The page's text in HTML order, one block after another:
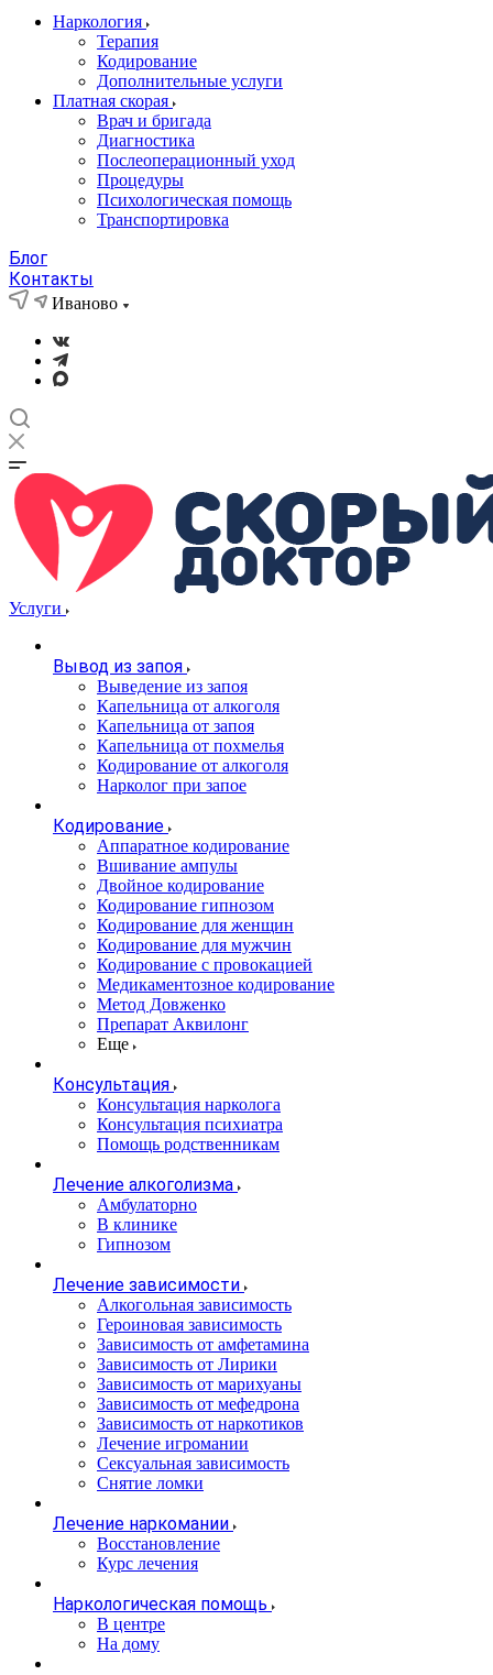
Наркология
Терапия
Кодирование
Дополнительные услуги
Платная скорая
Врач и бригада
Диагностика
Послеоперационный уход
Процедуры
Психологическая помощь
Транспортировка
Блог
Контакты
Иваново
Услуги
Вывод из запоя
Выведение из запоя
Капельница от алкоголя
Капельница от запоя
Капельница от похмелья
Кодирование от алкоголя
Нарколог при запое
Кодирование
Аппаратное кодирование
Вшивание ампулы
Двойное кодирование
Кодирование гипнозом
Кодирование для женщин
Кодирование для мужчин
Кодирование с провокацией
Медикаментозное кодирование
Метод Довженко
Препарат Аквилонг
Еще
Консультация
Консультация нарколога
Консультация психиатра
Помощь родственникам
Лечение алкоголизма
Амбулаторно
В клинике
Гипнозом
Лечение зависимости
Алкогольная зависимость
Героиновая зависимость
Зависимость от амфетамина
Зависимость от Лирики
Зависимость от марихуаны
Зависимость от мефедрона
Зависимость от наркотиков
Лечение игромании
Сексуальная зависимость
Снятие ломки
Лечение наркомании
Восстановление
Курс лечения
Наркологическая помощь
В центре
На дому